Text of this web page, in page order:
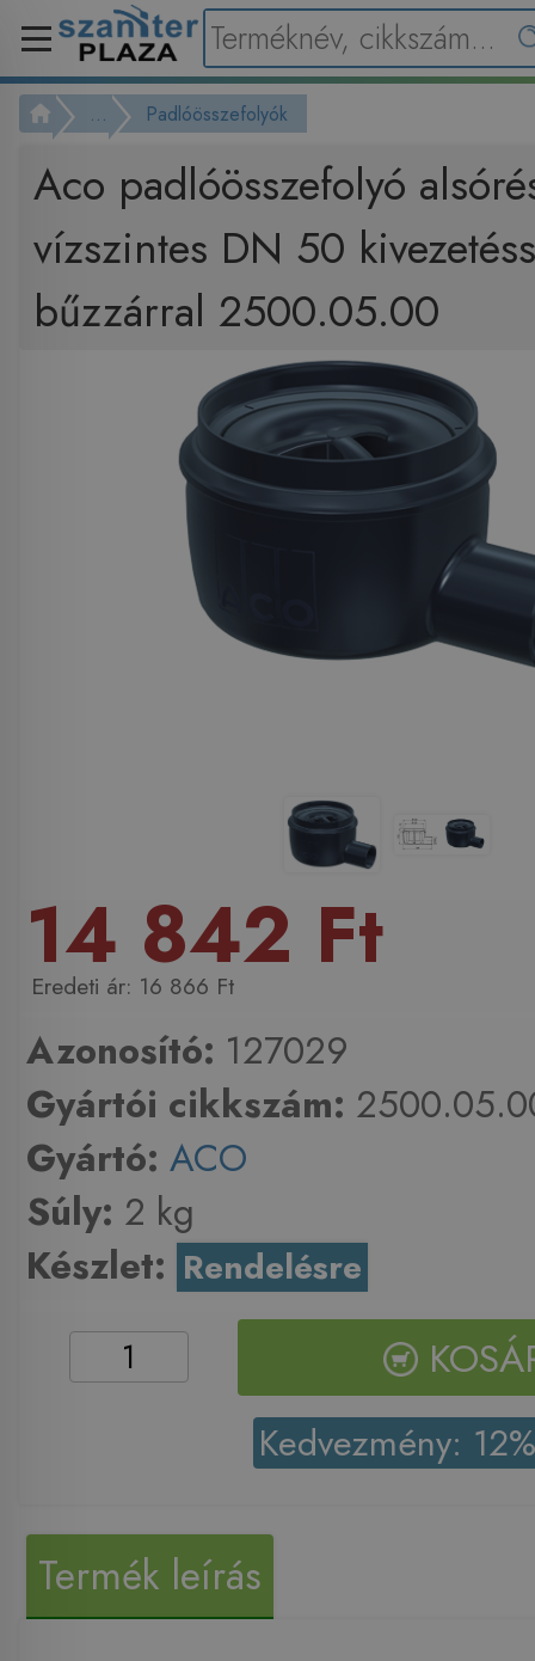
... Padlóösszefolyók
Aco padlóösszefolyó
vízszintes DN 50
bűzzárral 2500.05.00
14 842 Ft
16 866 Ft
Azonosító: 127029
Gyártói cikkszám:
Gyártó: ACO
Súly: 2 kg
Készlet: Rendelésre
Kedvezmény:
Termék leírás